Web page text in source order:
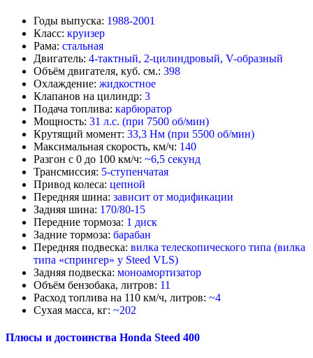
Годы выпуска: 1988-2001
Класс: круизер
Рама: стальная
Двигатель: 4-тактный, 2-цилиндровый, V-образный
Объём двигателя, куб. см.: 398
Охлаждение: жидкостное
Клапанов на цилиндр: 3
Подача топлива: карбюратор
Мощность: 31 л.с. (при 7500 об/мин)
Крутящий момент: 33,3 Нм (при 5500 об/мин)
Максимальная скорость, км/ч: 140
Разгон с 0 до 100 км/ч: ~6,5 секунд
Трансмиссия: 5-ступенчатая
Привод колеса: цепной
Передняя шина: зависит от модификации
Задняя шина: 170/80-15
Передние тормоза: 1 диск
Задние тормоза: барабан
Передняя подвеска: вилка телескопического типа (вилка
типа «спрингер» у Steed VLS)
Задняя подвеска: моноамортизатор
Объём бензобака, литров: 11
Расход топлива на 110 км/ч, литров: ~4
Сухая масса, кг: ~202
Плюсы и достоинства Honda Steed 400